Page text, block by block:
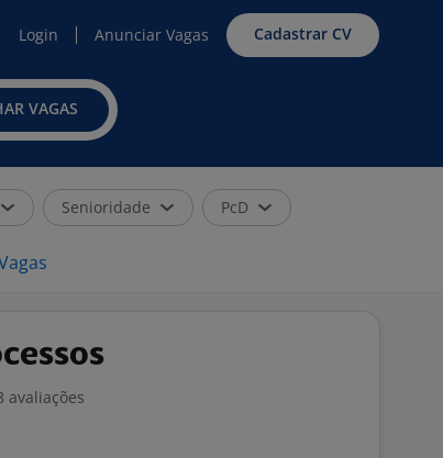
Login Anunciar Vagas Cadastrar CV
VAGAS
Senioridade PcD
avaliações